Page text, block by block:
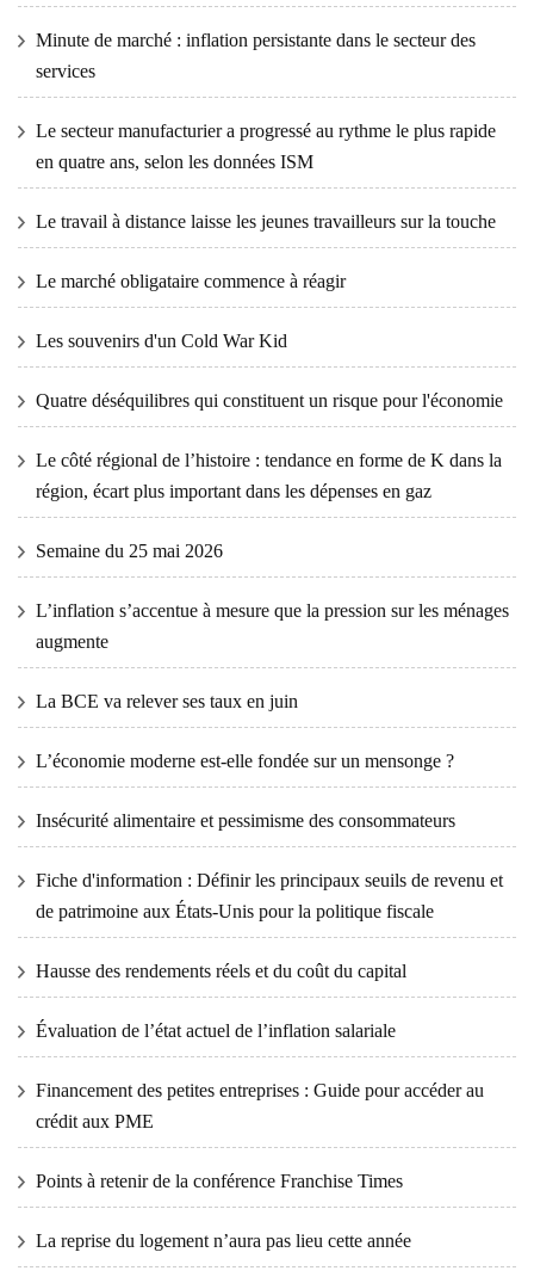
Minute de marché : inflation persistante dans le secteur des
services
Le secteur manufacturier a progressé au rythme le plus rapide
en quatre ans, selon les données ISM
Le travail à distance laisse les jeunes travailleurs sur la touche
Le marché obligataire commence à réagir
Les souvenirs d'un Cold War Kid
Quatre déséquilibres qui constituent un risque pour l'économie
Le côté régional de l’histoire : tendance en forme de K dans la
région, écart plus important dans les dépenses en gaz
Semaine du 25 mai 2026
L’inflation s’accentue à mesure que la pression sur les ménages
augmente
La BCE va relever ses taux en juin
L’économie moderne est-elle fondée sur un mensonge ?
Insécurité alimentaire et pessimisme des consommateurs
Fiche d'information : Définir les principaux seuils de revenu et
de patrimoine aux États-Unis pour la politique fiscale
Hausse des rendements réels et du coût du capital
Évaluation de l’état actuel de l’inflation salariale
Financement des petites entreprises : Guide pour accéder au
crédit aux PME
Points à retenir de la conférence Franchise Times
La reprise du logement n’aura pas lieu cette année